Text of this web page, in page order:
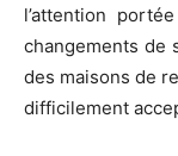
l’attention
changements de
des maisons de
difficilement